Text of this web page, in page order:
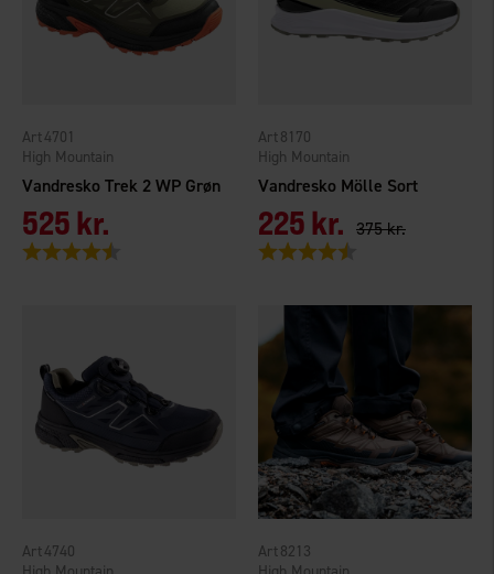
Vandresko Trek 2 WP Grøn
High Mountain
4701
525 kr.
Vurdering:
Vandresko Mölle Sort
High Mountain
8170
225 kr. 375 kr.
Vurdering:
4740 8213